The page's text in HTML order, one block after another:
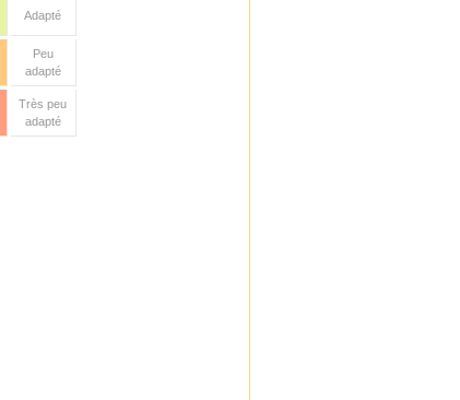
Adapté
Peu
adapté
Très peu
adapté